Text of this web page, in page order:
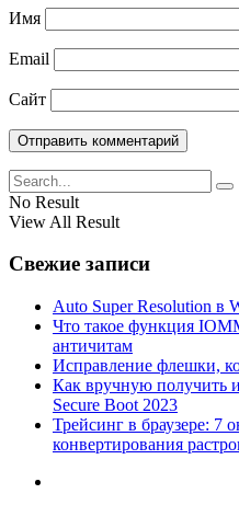
Имя
Email
Сайт
No Result
View All Result
Свежие записи
Auto Super Resolution в
Что такое функция
античитам
Исправление флешки,
Как вручную получить
Secure Boot 2023
Трейсинг в браузере: 7
конвертирования